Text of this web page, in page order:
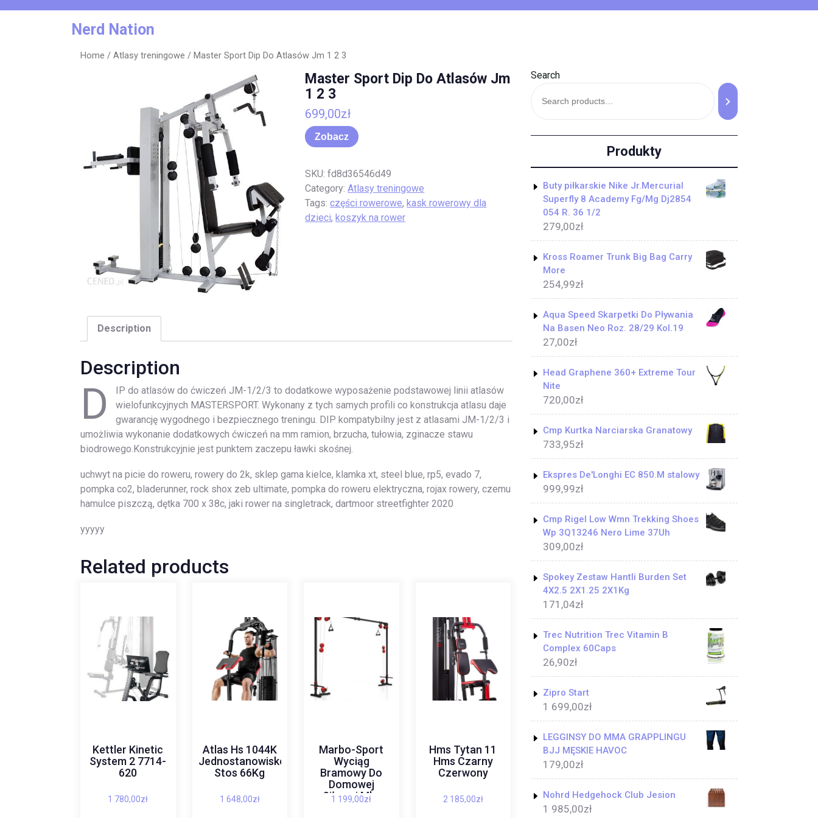
Nerd Nation
Home / Atlasy treningowe / Master Sport Dip Do Atlasów Jm 1 2 3
Master Sport Dip Do Atlasów Jm
1 2 3
699,00zł
Zobacz
SKU:fd8d36546d49
Category:Atlasy treningowe
Tags:części rowerowe, kask rowerowy dla
dzieci, koszyk na rower
Description
Description
D
IP do atlasów do ćwiczeń JM-1/2/3 to dodatkowe wyposażenie podstawowej linii atlasów
wielofunkcyjnych MASTERSPORT. Wykonany z tych samych profili co konstrukcja atlasu daje
gwarancję wygodnego i bezpiecznego treningu. DIP kompatybilny jest z atlasami JM-1/2/3 i
umożliwia wykonanie dodatkowych ćwiczeń na mm ramion, brzucha, tułowia, zginacze stawu
biodrowego.Konstrukcyjnie jest punktem zaczepu ławki skośnej.
uchwyt na picie do roweru, rowery do 2k, sklep gama kielce, klamka xt, steel blue, rp5, evado 7,
pompka co2, bladerunner, rock shox zeb ultimate, pompka do roweru elektryczna, rojax rowery, czemu
hamulce piszczą, dętka 700 x 38c, jaki rower na singletrack, dartmoor streetfighter 2020
yyyyy
Related products
Kettler Kinetic
System 2 7714-
620
1 780,00zł
Atlas Hs 1044K
Jednostanowiskowy
Stos 66Kg
1 648,00zł
Marbo-Sport
Wyciąg
Bramowy Do
Domowej
Siłowni Mh-
W103 Sport
1 199,00zł
Hms Tytan 11
Hms Czarny
Czerwony
2 185,00zł
Search
Produkty
Buty piłkarskie Nike Jr.Mercurial
Superfly 8 Academy Fg/Mg Dj2854
054 R. 36 1/2
279,00zł
Kross Roamer Trunk Big Bag Carry
More
254,99zł
Aqua Speed Skarpetki Do Pływania
Na Basen Neo Roz. 28/29 Kol.19
27,00zł
Head Graphene 360+ Extreme Tour
Nite
720,00zł
Cmp Kurtka Narciarska Granatowy
733,95zł
Ekspres De'Longhi EC 850.M stalowy
999,99zł
Cmp Rigel Low Wmn Trekking Shoes
Wp 3Q13246 Nero Lime 37Uh
309,00zł
Spokey Zestaw Hantli Burden Set
4X2.5 2X1.25 2X1Kg
171,04zł
Trec Nutrition Trec Vitamin B
Complex 60Caps
26,90zł
Zipro Start
1 699,00zł
LEGGINSY DO MMA GRAPPLINGU
BJJ MĘSKIE HAVOC
179,00zł
Nohrd Hedgehock Club Jesion
1 985,00zł